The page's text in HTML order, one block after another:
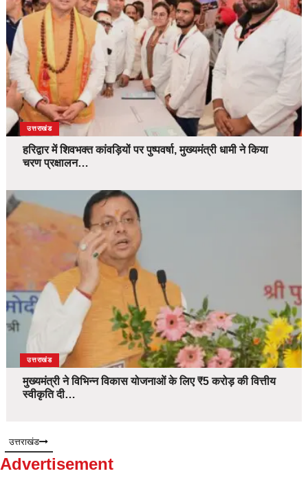
उत्तराखंड
हरिद्वार में शिवभक्त कांवड़ियों पर पुष्पवर्षा, मुख्यमंत्री धामी ने किया
चरण प्रक्षालन…
उत्तराखंड
मुख्यमंत्री ने विभिन्न विकास योजनाओं के लिए ₹5 करोड़ की वित्तीय
स्वीकृति दी…
उत्तराखंड
Advertisement